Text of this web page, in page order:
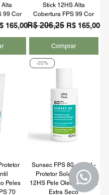
Alta
99 Cor
promocional
165,00
Stick 12HS Alta
Cobertura FPS 99 Cor
Preço normal
R$ 206,25 Preço
R$ 165,00
Comprar
Peles
70
-20%
Sunsec FPS 80 - 40ml -
Protetor Solar Fluido
12HS Pele Oleosa Toque
Extra Seco